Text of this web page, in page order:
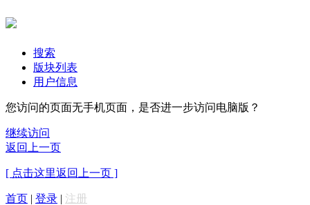
搜索
版块列表
用户信息
您访问的页面无手机页面，是否进一步访问电脑版？
继续访问
返回上一页
[ 点击这里返回上一页 ]
首页 | 登录 | 注册